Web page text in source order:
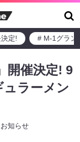
定! # M-1グラン
開催決定! 9
ュラーメン
お知らせ